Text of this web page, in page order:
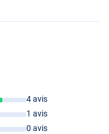
4 avis
1 avis
0 avis